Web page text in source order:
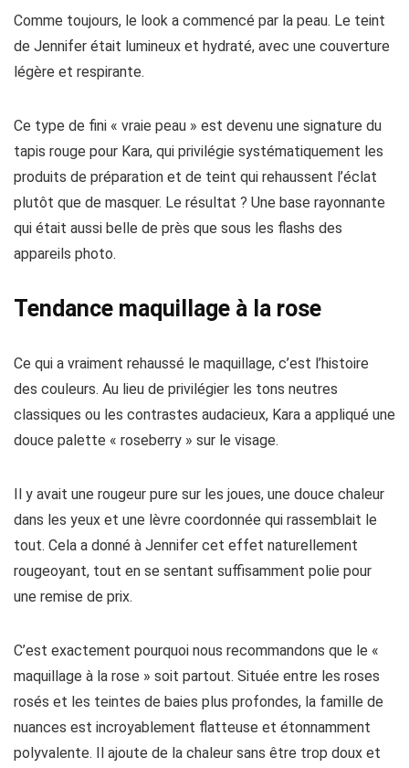
Comme toujours, le look a commencé par la peau. Le teint
de Jennifer était lumineux et hydraté, avec une couverture
légère et respirante.
Ce type de fini « vraie peau » est devenu une signature du
tapis rouge pour Kara, qui privilégie systématiquement les
produits de préparation et de teint qui rehaussent l’éclat
plutôt que de masquer. Le résultat ? Une base rayonnante
qui était aussi belle de près que sous les flashs des
appareils photo.
Tendance maquillage à la rose
Ce qui a vraiment rehaussé le maquillage, c’est l’histoire
des couleurs. Au lieu de privilégier les tons neutres
classiques ou les contrastes audacieux, Kara a appliqué une
douce palette « roseberry » sur le visage.
Il y avait une rougeur pure sur les joues, une douce chaleur
dans les yeux et une lèvre coordonnée qui rassemblait le
tout. Cela a donné à Jennifer cet effet naturellement
rougeoyant, tout en se sentant suffisamment polie pour
une remise de prix.
C’est exactement pourquoi nous recommandons que le «
maquillage à la rose » soit partout. Située entre les roses
rosés et les teintes de baies plus profondes, la famille de
nuances est incroyablement flatteuse et étonnamment
polyvalente. Il ajoute de la chaleur sans être trop doux et